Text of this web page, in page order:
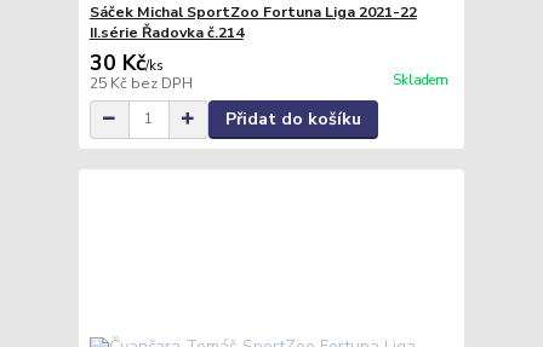
Sáček Michal SportZoo Fortuna Liga 2021-22
II.série Řadovka č.214
30 Kč/ks
25 Kč bez DPH Skladem
Přidat do košíku